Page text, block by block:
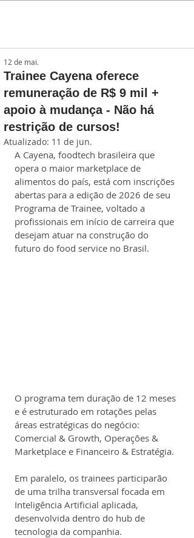
Trainee Cayena oferece
remuneração de R$ 9 mil +
apoio à mudança - Não há
restrição de cursos!
12 de mai.
Atualizado: 11 de jun.
A Cayena, foodtech brasileira que
opera o maior marketplace de
alimentos do país, está com inscrições
abertas para a edição de 2026 de seu
Programa de Trainee, voltado a
profissionais em início de carreira que
desejam atuar na construção do
futuro do food service no Brasil.
O programa tem duração de 12 meses
e é estruturado em rotações pelas
áreas estratégicas do negócio:
Comercial & Growth, Operações &
Marketplace e Financeiro & Estratégia.
Em paralelo, os trainees participarão
de uma trilha transversal focada em
Inteligência Artificial aplicada,
desenvolvida dentro do hub de
tecnologia da companhia.